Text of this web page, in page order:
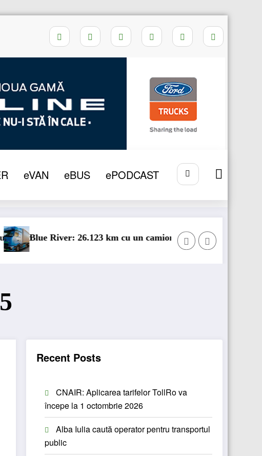
eVAN eBUS ePODCAST
RAR – Rezultate controale in 2015
100% electric în transport internațional
Proiectul Revoy prinde contur
Recent Posts
CNAIR: Aplicarea tarifelor TollRo va
începe la 1 octombrie 2026
Alba Iulia caută operator pentru transportul
public